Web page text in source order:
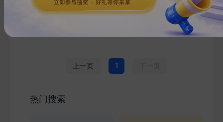
德盛期货有限公司
键***
18页
上一页 1
热门搜索